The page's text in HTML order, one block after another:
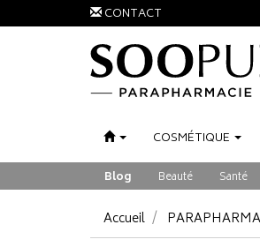
CONTACT
COSMÉTIQUE
Blog Beauté Santé
Accueil